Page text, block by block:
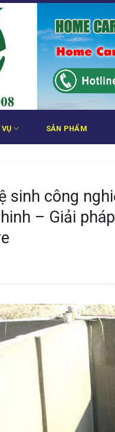
SẢN PHẨM
sinh công
– Giải